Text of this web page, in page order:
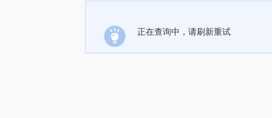
正在查询中，请刷新重试